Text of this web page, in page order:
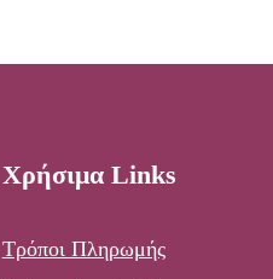
28,20 €.
Χρήσιμα Links
Τρόποι Πληρωμής